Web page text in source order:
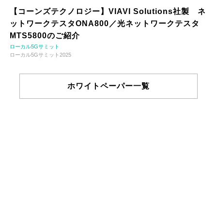
【コーンズテクノロジー】VIAVI Solutions社製 ネ
ットワークテスタONA800／光ネットワークテスタ
MTS5800のご紹介
ローカル5Gサミット
ローカル5Gサミット2025
ホワイトペーパー一覧